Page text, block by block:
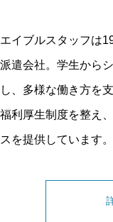
エイブルスタッフは
派遣会社。学生から
し、多様な働き方を
福利厚生制度を整え
スを提供しています。